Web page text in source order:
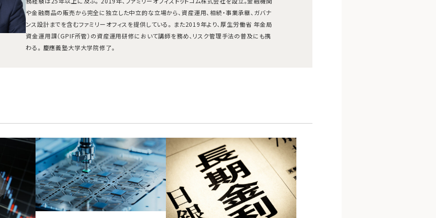
や金融商品の販売から完全に独立した中立的な立場から、資産運用、相続・事業承継、ガバナ
ンス設計までを含むファミリーオフィスを提供している。 また2019年より、厚生労働省 年金局
資金運用課（GPIF所管）の資産運用研修において講師を務め、リスク管理手法の普及にも携
わる。 慶應義塾大学大学院修了。